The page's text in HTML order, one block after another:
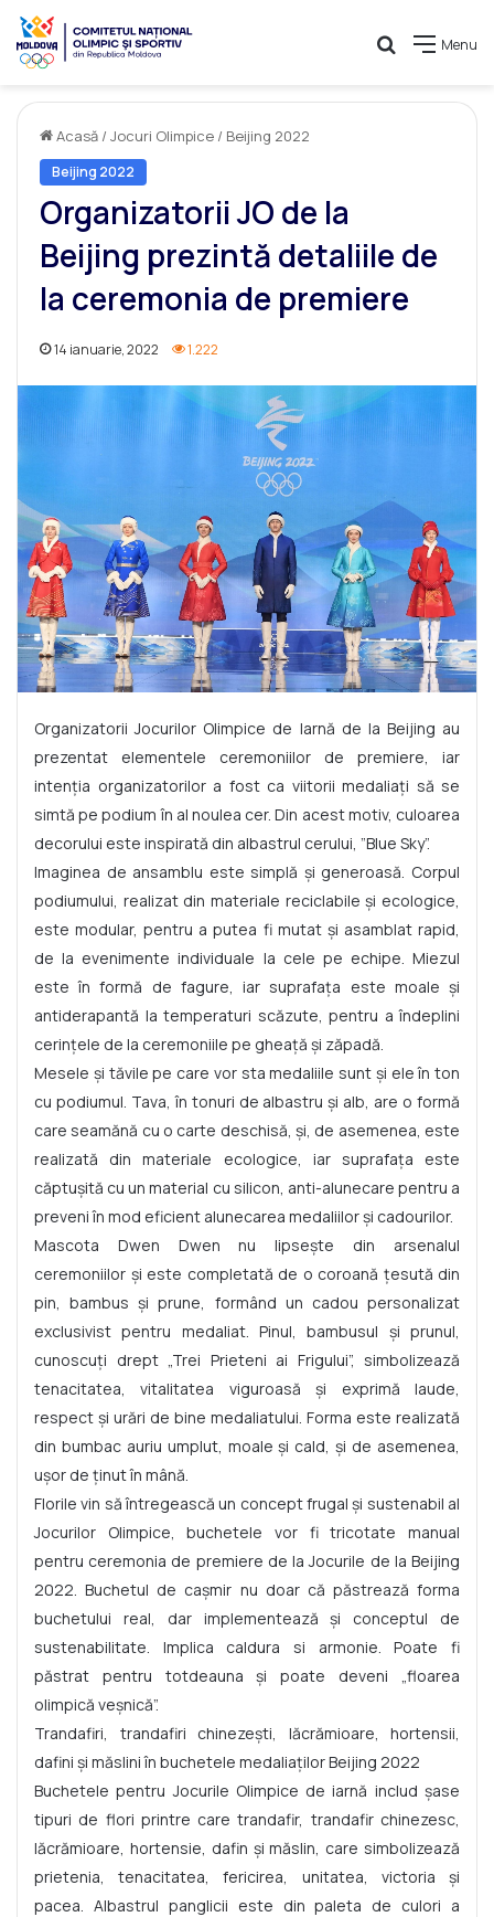
Menu
Caută
Acasă / Jocuri Olimpice / Beijing 2022
Beijing 2022
Organizatorii JO de la
Beijing prezintă detaliile de
la ceremonia de premiere
14 ianuarie, 2022 1.222
Organizatorii Jocurilor Olimpice de Iarnă de la Beijing au
prezentat elementele ceremoniilor de premiere, iar
intenția organizatorilor a fost ca viitorii medaliați să se
simtă pe podium în al noulea cer. Din acest motiv, culoarea
decorului este inspirată din albastrul cerului, ”Blue Sky”.
Imaginea de ansamblu este simplă și generoasă. Corpul
podiumului, realizat din materiale reciclabile și ecologice,
este modular, pentru a putea fi mutat și asamblat rapid,
de la evenimente individuale la cele pe echipe. Miezul
este în formă de fagure, iar suprafața este moale și
antiderapantă la temperaturi scăzute, pentru a îndeplini
cerințele de la ceremoniile pe gheață și zăpadă.
Mesele și tăvile pe care vor sta medaliile sunt și ele în ton
cu podiumul. Tava, în tonuri de albastru și alb, are o formă
care seamănă cu o carte deschisă, și, de asemenea, este
realizată din materiale ecologice, iar suprafața este
căptușită cu un material cu silicon, anti-alunecare pentru a
preveni în mod eficient alunecarea medaliilor și cadourilor.
Mascota Dwen Dwen nu lipsește din arsenalul
ceremoniilor și este completată de o coroană țesută din
pin, bambus și prune, formând un cadou personalizat
exclusivist pentru medaliat. Pinul, bambusul și prunul,
cunoscuți drept „Trei Prieteni ai Frigului”, simbolizează
tenacitatea, vitalitatea viguroasă și exprimă laude,
respect și urări de bine medaliatului. Forma este realizată
din bumbac auriu umplut, moale și cald, și de asemenea,
ușor de ținut în mână.
Florile vin să întregească un concept frugal și sustenabil al
Jocurilor Olimpice, buchetele vor fi tricotate manual
pentru ceremonia de premiere de la Jocurile de la Beijing
2022. Buchetul de cașmir nu doar că păstrează forma
buchetului real, dar implementează și conceptul de
sustenabilitate. Implica caldura si armonie. Poate fi
păstrat pentru totdeauna și poate deveni „floarea
olimpică veșnică”.
Trandafiri, trandafiri chinezești, lăcrămioare, hortensii,
dafini și măslini în buchetele medaliaților Beijing 2022
Buchetele pentru Jocurile Olimpice de iarnă includ șase
tipuri de flori printre care trandafir, trandafir chinezesc,
lăcrămioare, hortensie, dafin și măslin, care simbolizează
prietenia, tenacitatea, fericirea, unitatea, victoria și
pacea. Albastrul panglicii este din paleta de culori a